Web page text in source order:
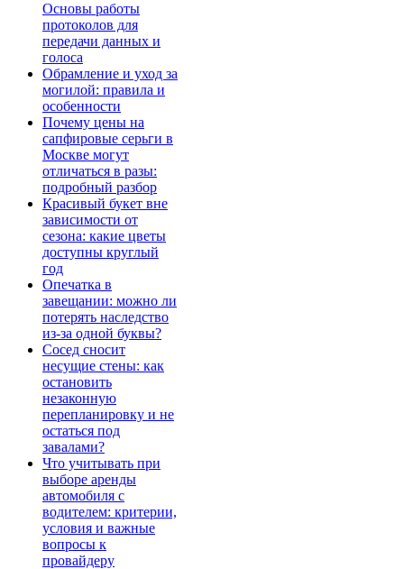
Основы работы
протоколов для
передачи данных и
голоса
Обрамление и уход за
могилой: правила и
особенности
Почему цены на
сапфировые серьги в
Москве могут
отличаться в разы:
подробный разбор
Красивый букет вне
зависимости от
сезона: какие цветы
доступны круглый
год
Опечатка в
завещании: можно ли
потерять наследство
из-за одной буквы?
Сосед сносит
несущие стены: как
остановить
незаконную
перепланировку и не
остаться под
завалами?
Что учитывать при
выборе аренды
автомобиля с
водителем: критерии,
условия и важные
вопросы к
провайдеру